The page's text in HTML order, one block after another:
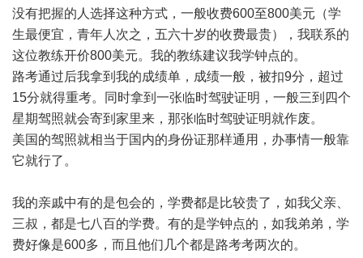
没有把握的人选择这种方式，一般收费600至800美元（学
生最便宜，青年人次之，五六十岁的收费最贵），我联系的
这位教练开价800美元。我的教练建议我学钟点的。
路考通过后我拿到我的成绩单，成绩一般，被扣9分，超过
15分就得重考。同时拿到一张临时驾驶证明，一般三到四个
星期驾照就会寄到家里来，那张临时驾驶证明就作废。
美国的驾照就相当于国内的身份证那样通用，办事情一般靠
它就行了。
我的亲戚中有的是包会的，学费都是比较贵了，如我父亲、
三叔，都是七八百的学费。有的是学钟点的，如我弟弟，学
费好像是600多，而且他们几个都是路考考两次的。